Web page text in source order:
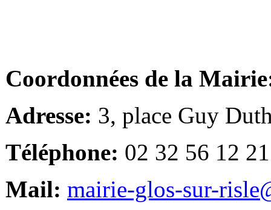
Coordonnées de la
Adresse: 3, place Guy
Téléphone: 02 32 56 12 21
Mail: mairie-glos-sur-